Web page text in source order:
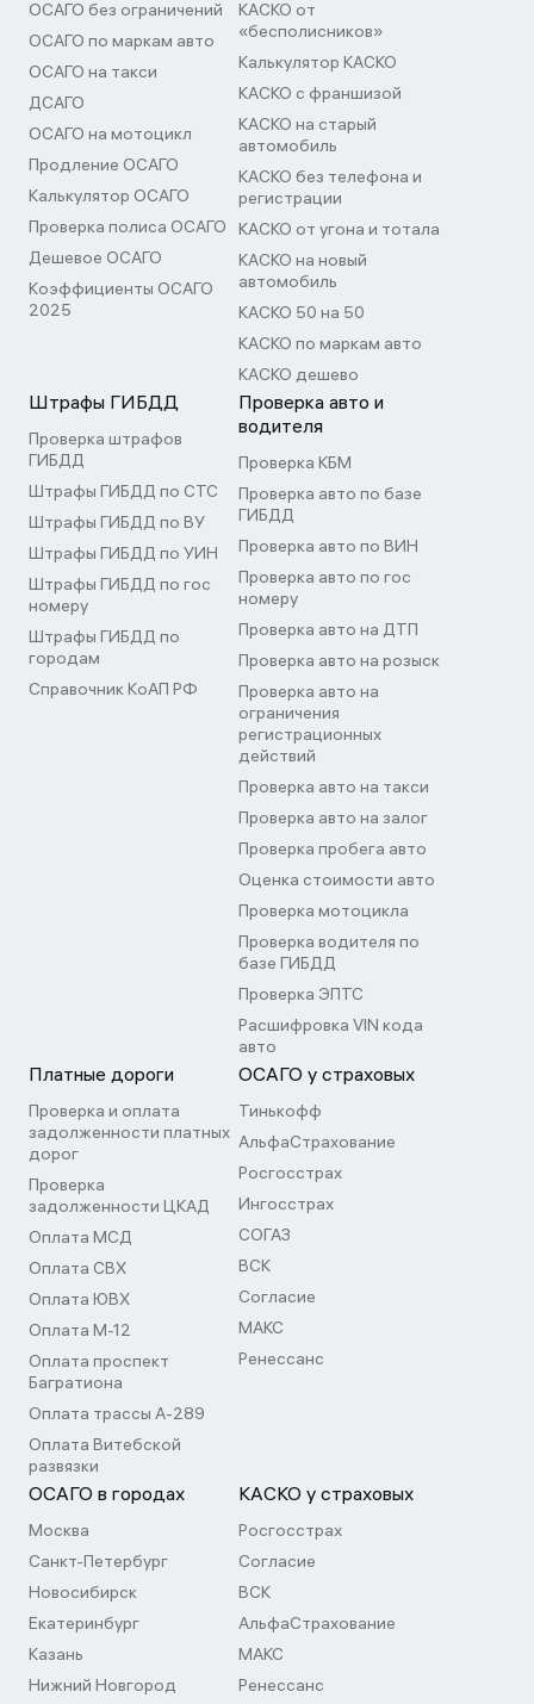
ОСАГО без ограничений
ОСАГО по маркам авто
ОСАГО на такси
ДСАГО
ОСАГО на мотоцикл
Продление ОСАГО
Калькулятор ОСАГО
Проверка полиса ОСАГО
Дешевое ОСАГО
Коэффициенты ОСАГО
2025
КАСКО от
«бесполисников»
Калькулятор КАСКО
КАСКО с франшизой
КАСКО на старый
автомобиль
КАСКО без телефона и
регистрации
КАСКО от угона и тотала
КАСКО на новый
автомобиль
КАСКО 50 на 50
КАСКО по маркам авто
КАСКО дешево
Штрафы ГИБДД
Проверка штрафов
ГИБДД
Штрафы ГИБДД по СТС
Штрафы ГИБДД по ВУ
Штрафы ГИБДД по УИН
Штрафы ГИБДД по гос
номеру
Штрафы ГИБДД по
городам
Справочник КоАП РФ
Проверка авто и
водителя
Проверка КБМ
Проверка авто по базе
ГИБДД
Проверка авто по ВИН
Проверка авто по гос
номеру
Проверка авто на ДТП
Проверка авто на розыск
Проверка авто на
ограничения
регистрационных
действий
Проверка авто на такси
Проверка авто на залог
Проверка пробега авто
Оценка стоимости авто
Проверка мотоцикла
Проверка водителя по
базе ГИБДД
Проверка ЭПТС
Расшифровка VIN кода
авто
Платные дороги
Проверка и оплата
задолженности платных
дорог
Проверка
задолженности ЦКАД
Оплата МСД
Оплата СВХ
Оплата ЮВХ
Оплата М-12
Оплата проспект
Багратиона
Оплата трассы А-289
Оплата Витебской
развязки
ОСАГО у страховых
Тинькофф
АльфаСтрахование
Росгосстрах
Ингосстрах
СОГАЗ
ВСК
Согласие
МАКС
Ренессанс
ОСАГО в городах
Москва
Санкт-Петербург
Новосибирск
Екатеринбург
Казань
Нижний Новгород
КАСКО у страховых
Росгосстрах
Согласие
ВСК
АльфаСтрахование
МАКС
Ренессанс